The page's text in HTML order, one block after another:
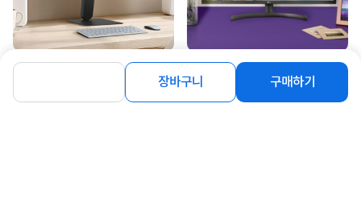
장바구니 구매하기
[LG전자] LG PC 모니터 27U411A
27MR400 후속 제품 ◀
1% 178,000원
[LG전자] LG PC 모니터 32MN500M
80cm(32인치) IPS 75Hz
3% 259,000원